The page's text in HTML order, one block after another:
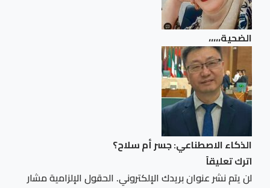
الضحية،،،،،
الذكاء الاصطناعي: جسر أم سلاح؟
اترك تعليقاً
لن يتم نشر عنوان بريدك الإلكتروني. الحقول الإلزامية مشار